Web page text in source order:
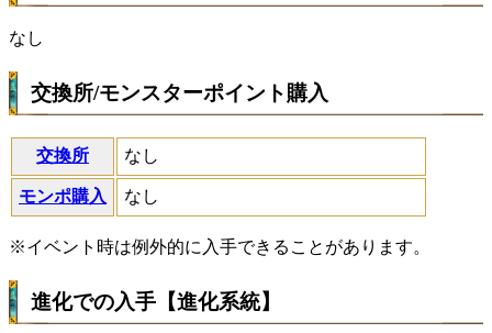
なし
交換所/モンスターポイント購入
交換所 なし
モンポ購入 なし
※イベント時は例外的に入手できることがあります。
進化での入手【進化系統】